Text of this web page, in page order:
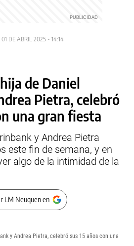
01 DE ABRIL 2025 - 14:14
de Daniel
Pietra, celebró
una gran fiesta
y Andrea Pietra
este fin de semana, y en
algo de la intimidad de la
LM Neuquen en
y Andrea Pietra, celebró sus 15 años con una